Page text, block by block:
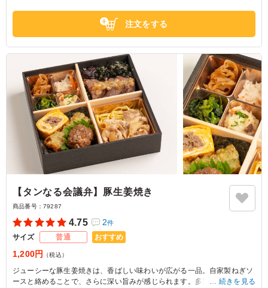
東京都港区赤坂2026/06/29
注文をする
【タンなる会議弁】豚生姜焼き
商品番号： 79287
4.75 2件
サイズ 普通 おすすめ
1,200円 （税込）
ジューシーな豚生姜焼きは、香ばしい味わいが広がる一品。自家製ねぎソ
ースと絡めることで、さらに深い旨みが感じられます。多彩な牛タン料理
続きを見る